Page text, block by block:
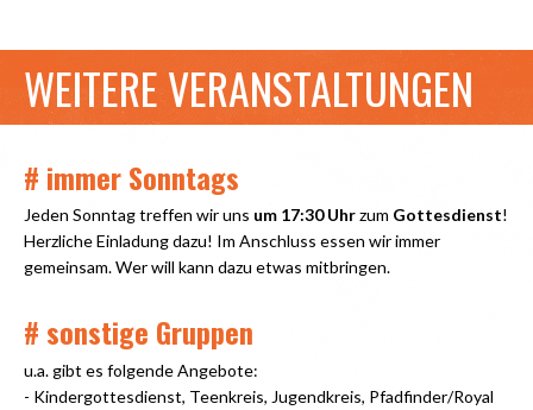
WEITERE VERANSTALTUNGEN
# immer Sonntags
Jeden Sonntag treffen wir uns um 17:30 Uhrzum Gottesdienst!
Herzliche Einladung dazu! Im Anschluss essen wir immer
gemeinsam. Wer will kann dazu etwas mitbringen.
# sonstige Gruppen
u.a. gibt es folgende Angebote:
- Kindergottesdienst, Teenkreis, Jugendkreis, Pfadfinder/Royal